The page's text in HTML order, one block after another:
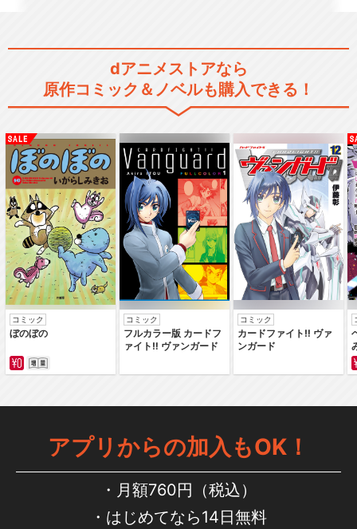
劇場版カードファイト!! ヴァ
ンガード ネオン…
カードファイト!! ヴァンガー
ドG
カードファイト!! ヴァンガー
ドG ギアースク…
カードファイト!! ヴァンガー
カードファイト!! ヴァンガー
ドG NEXT
dアニメストアなら
原作コミック＆ノベルも購入できる！
コミック
ぼのぼの
コミック
フルカラー版 カードフ
ァイト‼ ヴァンガード
コミック
カードファイト‼ ヴァ
ンガード
アプリからの加入もOK！
月額760円（税込）
はじめてなら14日無料